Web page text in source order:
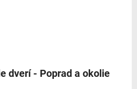
dverí - Poprad a okolie